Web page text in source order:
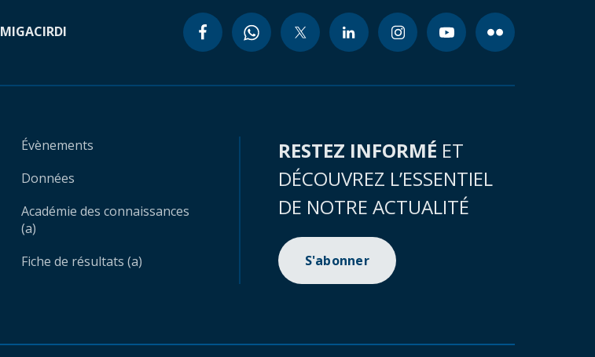
MIGACIRDI
Évènements
Données
Académie des connaissances
(a)
Fiche de résultats (a)
RESTEZ INFORMÉ ET
DÉCOUVREZ L’ESSENTIEL
DE NOTRE ACTUALITÉ
S'abonner